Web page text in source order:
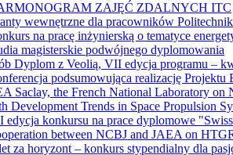
ZAJĘĆ ZDALNYCH ITC
wewnętrzne dla pracowników
na pracę inżynierską o tematyce
magisterskie podwójnego dyplomowania
Dyplom z Veolią, VII edycja programu –
podsumowująca realizację Projektu
Saclay, the French National Laboratory on
Development Trends in Space Propulsion
edycja konkursu na prace dyplomowe
between NCBJ and JAEA on
za horyzont – konkurs stypendialny dla